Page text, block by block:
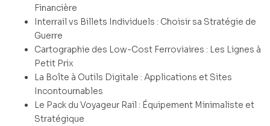
Financière
Interrail vs Billets Individuels : Choisir sa Stratégie de
Guerre
Cartographie des Low-Cost Ferroviaires : Les Lignes à
Petit Prix
La Boîte à Outils Digitale : Applications et Sites
Incontournables
Le Pack du Voyageur Rail : Équipement Minimaliste et
Stratégique